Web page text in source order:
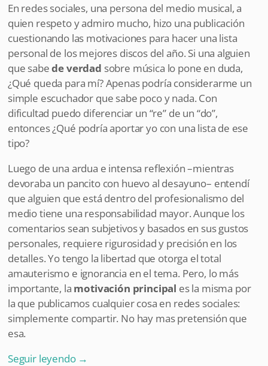
En redes sociales, una persona del medio musical, a
quien respeto y admiro mucho, hizo una publicación
cuestionando las motivaciones para hacer una lista
personal de los mejores discos del año. Si una alguien
que sabede verdad sobre música lo pone en duda,
¿Qué queda para mí? Apenas podría considerarme un
simple escuchador que sabe poco y nada. Con
dificultad puedo diferenciar un “re” de un “do”,
entonces ¿Qué podría aportar yo con una lista de ese
tipo?
Luego de una ardua e intensa reflexión –mientras
devoraba un pancito con huevo al desayuno– entendí
que alguien que está dentro del profesionalismo del
medio tiene una responsabilidad mayor. Aunque los
comentarios sean subjetivos y basados en sus gustos
personales, requiere rigurosidad y precisión en los
detalles. Yo tengo la libertad que otorga el total
amauterismo e ignorancia en el tema. Pero, lo más
importante, la motivación principal es la misma por
la que publicamos cualquier cosa en redes sociales:
simplemente compartir. No hay mas pretensión que
esa.
Seguir leyendo →